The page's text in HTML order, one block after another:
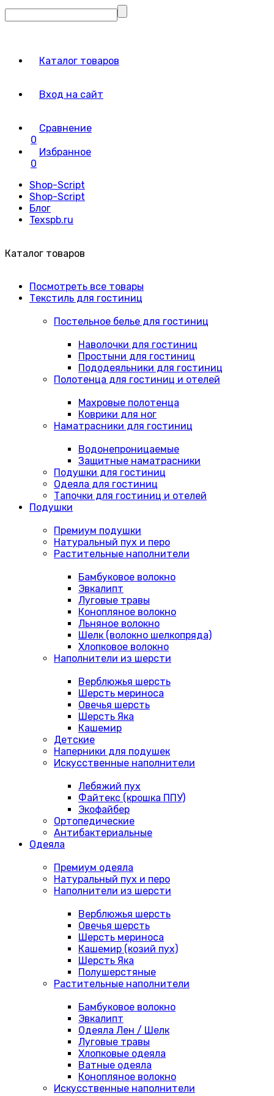
Каталог товаров
Вход на сайт
Сравнение
0
Избранное
0
Shop-Script
Shop-Script
Блог
Texspb.ru
Каталог товаров
Посмотреть все товары
Текстиль для гостиниц
Постельное белье для гостиниц
Наволочки для гостиниц
Простыни для гостиниц
Пододеяльники для гостиниц
Полотенца для гостиниц и отелей
Махровые полотенца
Коврики для ног
Наматрасники для гостиниц
Водонепроницаемые
Защитные наматрасники
Подушки для гостиниц
Одеяла для гостиниц
Тапочки для гостиниц и отелей
Подушки
Премиум подушки
Натуральный пух и перо
Растительные наполнители
Бамбуковое волокно
Эвкалипт
Луговые травы
Конопляное волокно
Льняное волокно
Шелк (волокно шелкопряда)
Хлопковое волокно
Наполнители из шерсти
Верблюжья шерсть
Шерсть мериноса
Овечья шерсть
Шерсть Яка
Кашемир
Детские
Наперники для подушек
Искусственные наполнители
Лебяжий пух
Файтекс (крошка ППУ)
Экофайбер
Ортопедические
Антибактериальные
Одеяла
Премиум одеяла
Натуральный пух и перо
Наполнители из шерсти
Верблюжья шерсть
Овечья шерсть
Шерсть мериноса
Кашемир (козий пух)
Шерсть Яка
Полушерстяные
Растительные наполнители
Бамбуковое волокно
Эвкалипт
Одеяла Лен / Шелк
Луговые травы
Хлопковые одеяла
Ватные одеяла
Конопляное волокно
Искусственные наполнители